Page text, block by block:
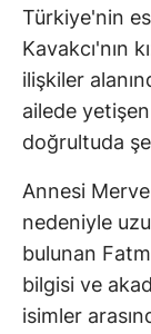
Türkiye'nin
Kavakcı'nın
ilişkiler
ailede
doğrultuda
Annesi
nedeniyle
bulunan
bilgisi ve
isimler